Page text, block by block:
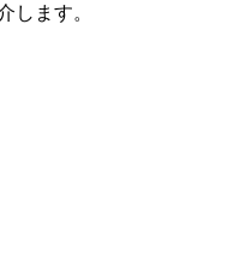
します。